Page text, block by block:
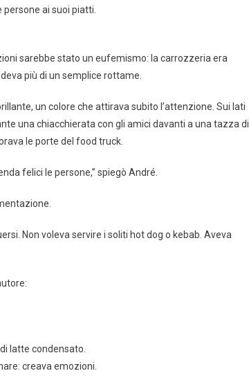
ai suoi piatti.
sarebbe stato un eufemismo: la carrozzeria era
più di un semplice rottame.
un colore che attirava subito l’attenzione. Sui lati
una chiacchierata con gli amici davanti a una tazza di
le porte del food truck.
felici le persone,” spiegò André.
Non voleva servire i soliti hot dog o kebab. Aveva
latte condensato.
creava emozioni.